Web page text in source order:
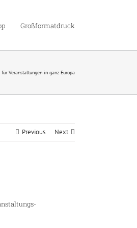
Großformatdruck
Veranstaltungen in ganz Europa
Previous Next